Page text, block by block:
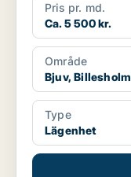
Pris pr. md.
Ca. 5 500 kr.
Område
Bjuv, Billesholm
Type
Lägenhet